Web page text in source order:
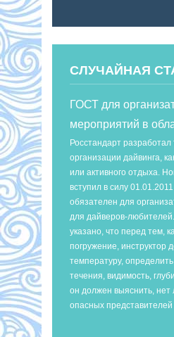
СЛУЧАЙНАЯ
ГОСТ для
мероприятий в
Росстандарт разработал
организации дайвинга,
или активного отдыха.
вступил в силу
обязателен для
для дайверов-
указано, что перед тем,
погружение, инструктор
температуру, определить
течения, видимость,
он должен выяснить, нет
опасных